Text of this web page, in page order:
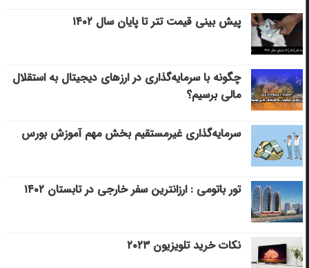
پیش بینی قیمت تتر تا پایان سال ۱۴۰۲
چگونه با سرمایه‌گذاری در ارزهای دیجیتال به استقلال
مالی برسیم؟
سرمایه‌گذاری غیرمستقیم بخش مهم آموزش بورس
تور باتومی : ارزانترین سفر خارجی در تابستان ۱۴۰۲
نکات خرید تلویزیون ۲۰۲۳